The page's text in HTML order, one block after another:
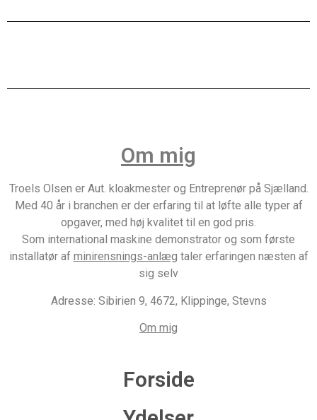
Om mig
Troels Olsen er Aut. kloakmester og Entreprenør på Sjælland.
Med 40 år i branchen er der erfaring til at løfte alle typer af
opgaver, med høj kvalitet til en god pris.
Som international maskine demonstrator og som første
installatør af minirensnings-anlæg taler erfaringen næsten af
sig selv
Adresse: Sibirien 9, 4672, Klippinge, Stevns
Om mig
Forside